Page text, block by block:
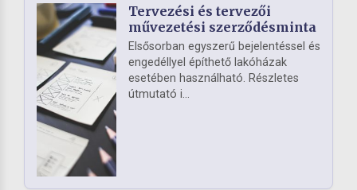
Tervezési és tervezői
művezetési szerződésminta
Elsősorban egyszerű bejelentéssel és
engedéllyel építhető lakóházak
esetében használható. Részletes
útmutató i...